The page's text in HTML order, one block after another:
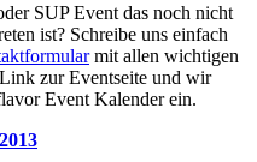
SUP Event das noch nicht
ist? Schreibe uns einfach
mit allen wichtigen
zur Eventseite und wir
Event Kalender ein.